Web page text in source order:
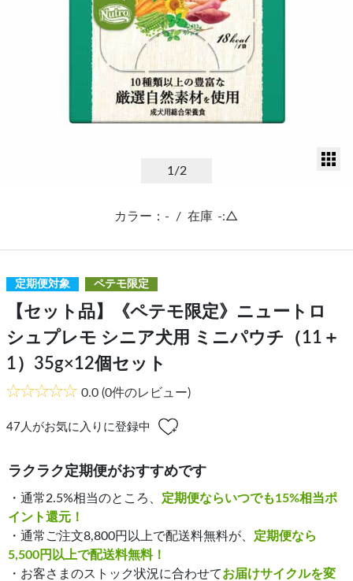
1/2
カラー：- / 在庫 -:△
定期便対象 ペテモ限定
【セット品】《ペテモ限定》ニュートロ
シュプレモ シニア犬用 ミニパウチ（11＋
1）35g×12個セット
0.0 (0件のレビュー)
47 人がお気に入りに登録中
ラクラク定期便がおすすめです
・通常2.5%相当のところ、 定期便ならいつでも15%相当ポ
イント還元！
・通常ご注文8,800円以上で配送料無料が、 定期便なら
5,500円以上で配送料無料！
・お客さまのストック状況に合わせてお届けサイクルを変